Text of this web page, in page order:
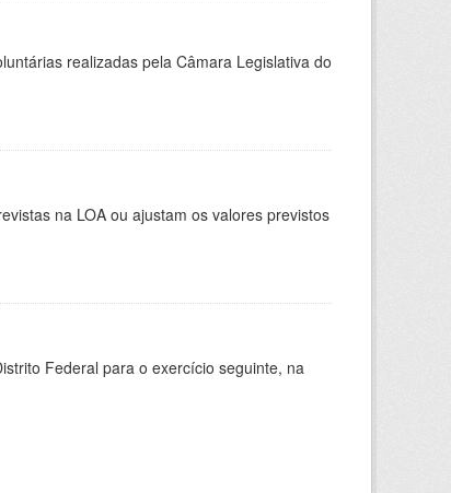
realizadas pela Câmara Legislativa do
na LOA ou ajustam os valores previstos
Federal para o exercício seguinte, na